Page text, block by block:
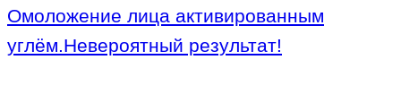
Омоложение лица активированным
углём.Невероятный результат!